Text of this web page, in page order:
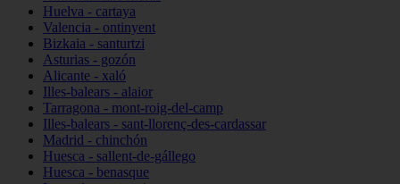
Huelva - cartaya
Valencia - ontinyent
Bizkaia - santurtzi
Asturias - gozón
Alicante - xaló
Illes-balears - alaior
Tarragona - mont-roig-del-camp
Illes-balears - sant-llorenç-des-cardassar
Madrid - chinchón
Huesca - sallent-de-gállego
Huesca - benasque